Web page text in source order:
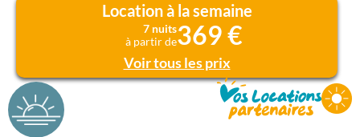
Location à la semaine
7 nuits
à partir de369 €
Voir tous les prix